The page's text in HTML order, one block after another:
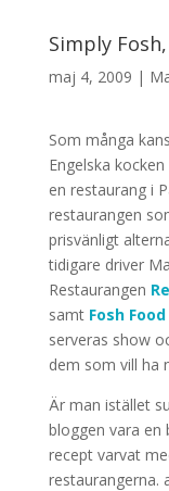
Simply
maj 4, 2009 |
Som många
Engelska
en restaurang i
restaurangen
prisvänligt
tidigare driver
Restaurangen
samt Fosh Food
serveras show
dem som vill ha
Är man istället
bloggen vara en
recept varvat
restaurangerna.